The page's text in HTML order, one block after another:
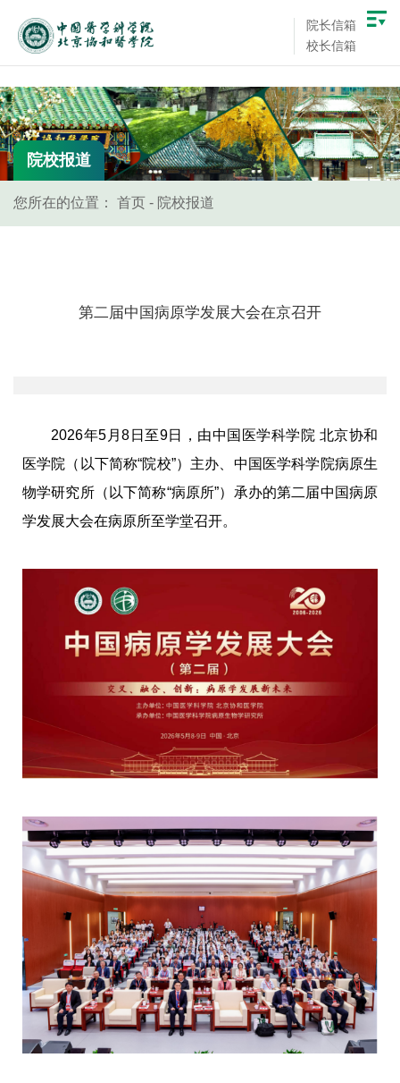
院长信箱
校长信箱
院校报道
您所在的位置： 首页 - 院校报道
第二届中国病原学发展大会在京召开
2026年5月8日至9日，由中国医学科学院 北京协和
医学院（以下简称“院校”）主办、中国医学科学院病原生
物学研究所（以下简称“病原所”）承办的第二届中国病原
学发展大会在病原所至学堂召开。